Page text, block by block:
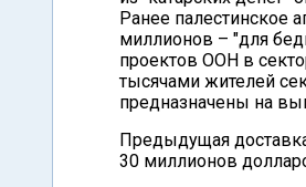
Ранее палестинское
миллионов – "для
проектов ООН в
тысячами жителей
предназначены на
Предыдущая
30 миллионов